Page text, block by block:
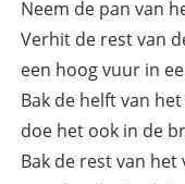
Neem de pan van
Verhit de rest van
een hoog vuur in
Bak de helft van
doe het ook in de
Bak de rest van